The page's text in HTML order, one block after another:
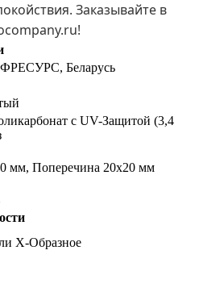
Заказывайте в
Беларусь
с UV-Защитой (3,4
мм, Поперечина 20х20 мм
Х-Образное